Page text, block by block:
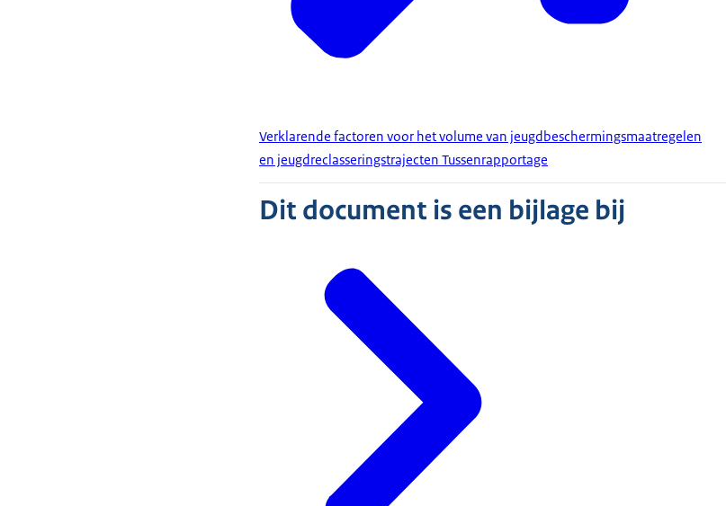
Verklarende factoren voor het volume van jeugdbeschermingsmaatregelen
en jeugdreclasseringstrajecten Tussenrapportage
Dit document is een bijlage bij